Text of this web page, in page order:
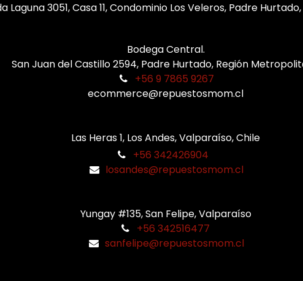
Laguna 3051, Casa 11, Condominio Los Veleros, Padre
Bodega Central.
San Juan del Castillo 2594, Padre Hurtado, Región
+56 9 7865 9267
ecommerce@repuestosmom.cl
Las Heras 1, Los Andes, Valparaíso, Chile
+56 342426904
losandes@repuestosmom.cl
Yungay #135, San Felipe, Valparaíso
+56 342516477
sanfelipe@repuestosmom.cl